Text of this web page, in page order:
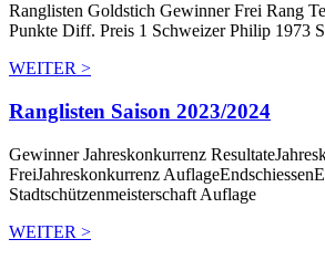
Ranglisten Goldstich Gewinner Frei Rang
Punkte Diff. Preis 1 Schweizer Philip 1973 S
WEITER >
Ranglisten Saison 2023/2024
Gewinner Jahreskonkurrenz
FreiJahreskonkurrenz
Stadtschützenmeisterschaft Auflage
WEITER >